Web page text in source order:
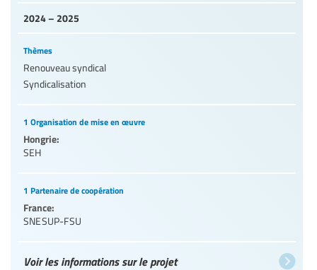
2024 – 2025
Thèmes
Renouveau syndical
Syndicalisation
1 Organisation de mise en œuvre
Hongrie:
SEH
1 Partenaire de coopération
France:
SNESUP-FSU
Voir les informations sur le projet